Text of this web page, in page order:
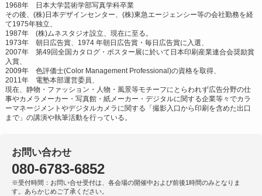
1968年 日本大学芸術学部写真学科卒業
その後、(株)日本デザインセンター、(株)東急エージェンシー等の会社勤務を経
て1975年独立、
1987年 (株)ムネスタジオ設立、現在に至る。
1973年 朝日広告賞、1974 年朝日広告賞・毎日広告賞に入選、
2007年 第49回全国カタログ・ポスター展に於いて日本印刷産業連合会奨励賞
入賞、
2009年 色評価士(Color Management Professional)の資格を取得、
2011年 電塾本部運営委員、
現在、静物・ファッション・人物・風景等モチーフにとらわれず広告分野の仕
事やカメラメーカー・写真館・紙メーカー・デジタルに関する企業等々でカラ
ーマネージメントやデジタルカメラに関する「撮影入口から印刷を含めた出口
まで」の講演や執筆活動を行っている。
お問い合わせ
080-6783-6852
※受付時間：お問い合せ受付は、各会場の開催中および前後1時間のみとなりま
す。あらかじめご了承ください。